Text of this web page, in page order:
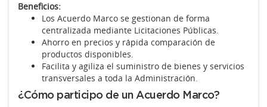
Beneficios:
Los Acuerdo Marco se gestionan de forma
centralizada mediante Licitaciones Públicas.
Ahorro en precios y rápida comparación de
productos disponibles.
Facilita y agiliza el suministro de bienes y servicios
transversales a toda la Administración.
¿Cómo participo de un Acuerdo Marco?